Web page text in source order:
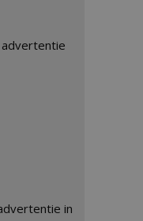
advertentie
in